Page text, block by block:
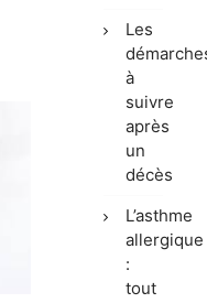
Les
à
suivre
après
un
décès
L’asthme
allergique
:
tout